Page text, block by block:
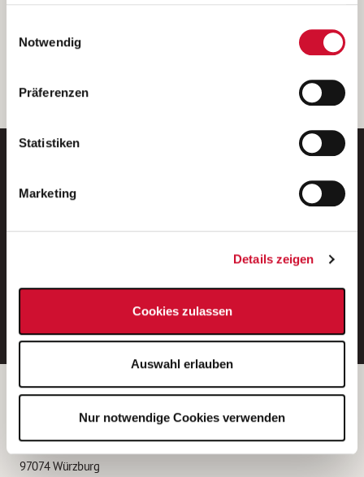
Wenn Sie auf „Cookies zulassen“ klicken, so stimmen
Sie der Speicherung sämtlicher Cookies zu. Sie können
Ihre Einwilligung selbstverständlich jederzeit widerrufen,
indem Sie die Cookie-Einstellungen aufrufen und diese
unserer
Notwendig
Präferenzen
Statistiken
Marketing
Details zeigen
Cookies zulassen
Auswahl erlauben
Nur notwendige Cookies verwenden
Weitere Details können Sie der
entnehmen.
E-Mail-Adresse eintragen
Betreiber der Webseite
Garitz Bewirtschaftungsbetriebe GmbH
Kantstraße 45a
97074 Würzburg